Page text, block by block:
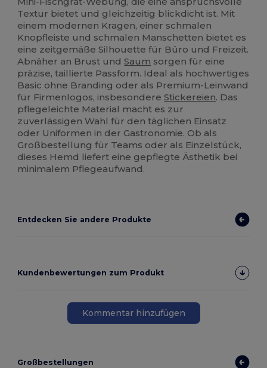
Textur bietet und gleichzeitig blickdicht ist. Mit
einem modernen Kragen, einer schmalen
Knopfleiste und schmalen Manschetten bietet es
eine zeitgemäße Silhouette für Büro und Freizeit.
Abnäher an Brust undSaum sorgen für eine
präzise, taillierte Passform. Ideal als hochwertiges
Basic ohne Branding oder als Premium-Leinwand
für Firmenlogos, insbesondereStickereien. Das
pflegeleichte Material macht es zur
zuverlässigen Wahl für den täglichen Einsatz
oder Uniformen in der Gastronomie. Ob als
Großbestellung für Teams oder als Einzelstück,
dieses Hemd liefert eine gepflegte Ästhetik bei
minimalem Pflegeaufwand.
Entdecken Sie andere Produkte
Kundenbewertungen zum Produkt
Kommentar hinzufügen
Großbestellungen